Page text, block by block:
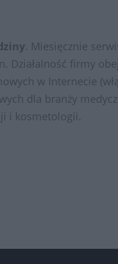
. Miesięcznie
Działalność firmy
w Internecie
dla branży
i kosmetologii.